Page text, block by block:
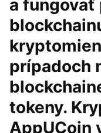
a
prípadoch
tokeny.
AppUCoin